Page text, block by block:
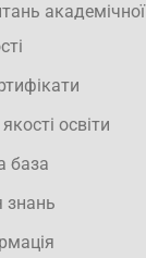
академічної
освіти
база
знань